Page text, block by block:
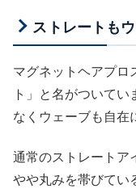
ストレートも
マグネットヘアプロ
ト」と名がついて
なくウェーブも自在
通常のストレートア
やや丸みを帯びてい